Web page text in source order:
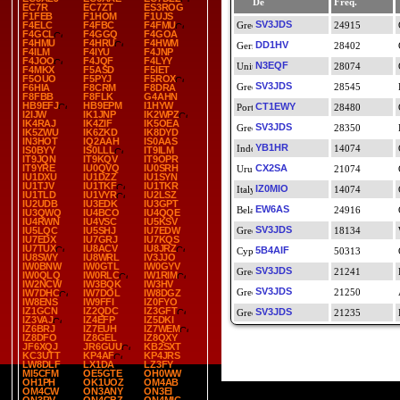
EC7R
EC7ZT
ES3ROG
F1FEB
F1HOM
F1UJS
F4ELC
F4FBC
F4FMU
F4GCL
F4GGQ
F4GOA
F4HMU
F4HRU
F4HWM
F4ILM
F4IYU
F4JNP
F4JOO
F4JQF
F4LYY
F4MKX
F5ASD
F5IET
F5OUO
F5PYJ
F5ROX
F6HIA
F8CRM
F8DRA
F8FBB
F8FLK
G4AHN
HB9EFJ
HB9EPM
I1HYW
I2IJW
IK1JNP
IK2WPZ
IK4RAJ
IK4ZIF
IK5OEA
IK5ZWU
IK6ZKD
IK8DYD
IN3HOT
IQ2AAH
IS0AAS
IS0BYY
IS0LLL
IT9ILM
IT9JQN
IT9KQV
IT9OPR
IT9YRE
IU0QVQ
IU0SRH
IU1DXU
IU1DZZ
IU1SYN
IU1TJV
IU1TKF
IU1TKR
IU1TLD
IU1VYR
IU2LSZ
IU2UDB
IU3EDK
IU3GPT
IU3QWQ
IU4BCO
IU4QQE
IU4RWN
IU4VSC
IU5KSV
IU5LQC
IU5SHJ
IU7EDW
IU7EDX
IU7GRJ
IU7KQS
IU7TUX
IU8ACV
IU8JRZ
IU8SWY
IU8WRL
IV3JJO
IW0BNW
IW0GTL
IW0GYV
IW0QLQ
IW0RLC
IW1RIM
IW2NCW
IW3BQK
IW3HV
IW7DHC
IW7DOL
IW8DGZ
IW8ENS
IW9FFI
IZ0FYO
IZ1GCN
IZ2QDC
IZ3GFT
IZ3VAJ
IZ4EFP
IZ5DKI
IZ6BRJ
IZ7EUH
IZ7WEM
IZ8DFO
IZ8GEL
IZ8QXY
JF6XQJ
JR6GUU
KB2SXT
KC3UTT
KP4AF
KP4JRS
LW8DLF
LX1DA
LZ3FY
MI5CFM
OE5GTE
OH0WW
OH1PH
OK1UOZ
OM4AB
OM4CW
ON3ANY
ON3EI
SV3JDS
24915
DD1HV
28402
N3EQF
28074
SV3JDS
28545
CT1EWY
28480
SV3JDS
28350
YB1HR
14074
CX2SA
21074
IZ0MIO
14074
EW6AS
24916
SV3JDS
18134
5B4AIF
50313
SV3JDS
21241
SV3JDS
21250
SV3JDS
21235